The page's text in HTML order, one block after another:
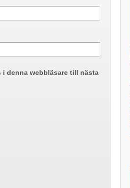
denna webbläsare till nästa